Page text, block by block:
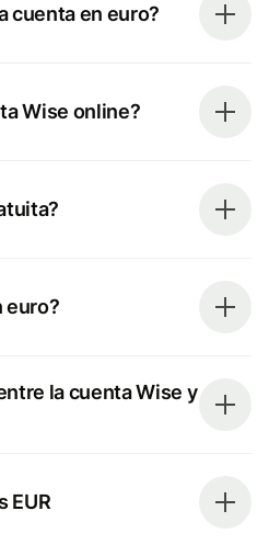
cuenta en euro?
Wise online?
euro?
la cuenta Wise y
EUR